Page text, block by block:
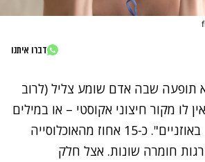
דברו איתנו
תופעה שבה אדם שומע צליל (לרוב
לו מקור חיצוני אקוסטי – או במילים
אחרות – "צפצופים באוזניים". כ-15 אחוז מהאוכלוסייה
חומרה שונות. אצל חלק